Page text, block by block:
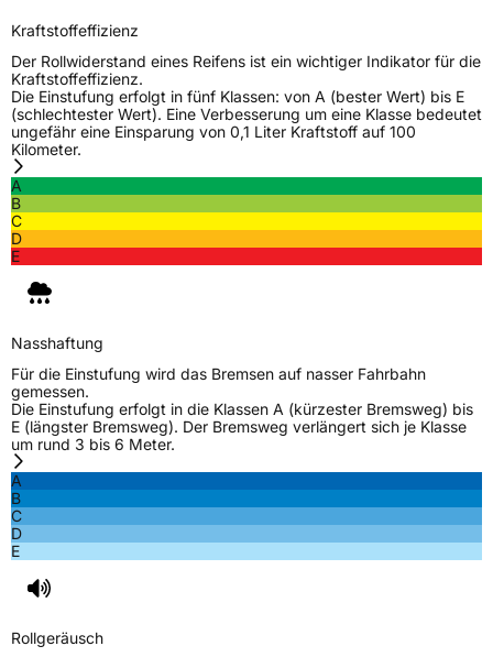
Kraftstoffeffizienz
Der Rollwiderstand eines Reifens ist ein wichtiger Indikator für die
Kraftstoffeffizienz.
Die Einstufung erfolgt in fünf Klassen: von A (bester Wert) bis E
(schlechtester Wert). Eine Verbesserung um eine Klasse bedeutet
ungefähr eine Einsparung von 0,1 Liter Kraftstoff auf 100
Kilometer.
A
B
C
D
E
Nasshaftung
Für die Einstufung wird das Bremsen auf nasser Fahrbahn
gemessen.
Die Einstufung erfolgt in die Klassen A (kürzester Bremsweg) bis
E (längster Bremsweg). Der Bremsweg verlängert sich je Klasse
um rund 3 bis 6 Meter.
A
B
C
D
E
Rollgeräusch